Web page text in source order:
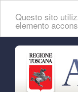
Questo sito
elemento